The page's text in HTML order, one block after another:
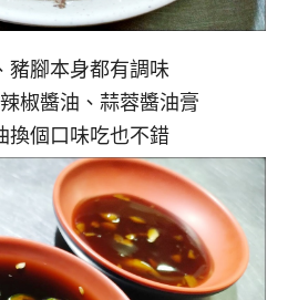
豬腳本身都有調味
椒醬油、蒜蓉醬油膏
換個口味吃也不錯